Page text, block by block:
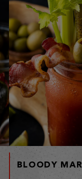
BLOODY